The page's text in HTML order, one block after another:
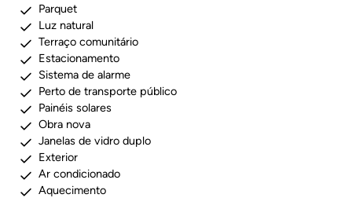
Parquet
Luz natural
Terraço comunitário
Estacionamento
Sistema de alarme
Perto de transporte público
Painéis solares
Obra nova
Janelas de vidro duplo
Exterior
Ar condicionado
Aquecimento